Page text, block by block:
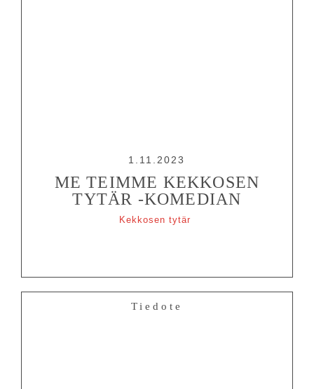
1.11.2023
ME TEIMME KEKKOSEN
TYTÄR -KOMEDIAN
Kekkosen tytär
Tiedote